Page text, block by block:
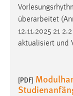
überarbeitet
12.11.2025 21
aktualisiert und
[PDF]